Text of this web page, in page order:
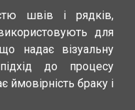
швів і рядків,
для
надає візуальну
до процесу
ймовірність браку і